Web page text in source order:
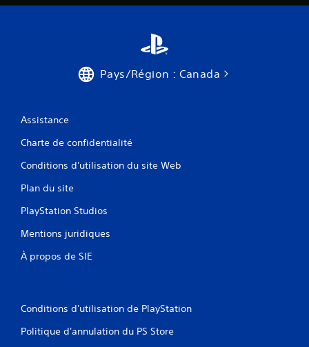
Pays/Région : Canada
Assistance
Charte de confidentialité
Conditions d'utilisation du site Web
Plan du site
PlayStation Studios
Mentions juridiques
À propos de SIE
Conditions d'utilisation de PlayStation
Politique d'annulation du PS Store